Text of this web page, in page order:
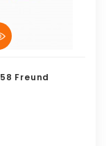
Freund